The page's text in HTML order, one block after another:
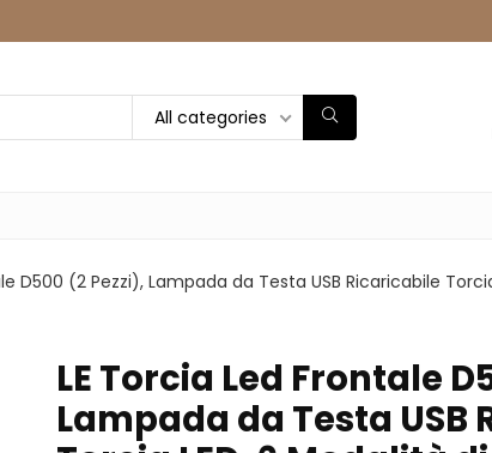
All categories
D500 (2 Pezzi), Lampada da Testa USB Ricaricabile
LE Torcia Led Frontale
Lampada da Testa USB